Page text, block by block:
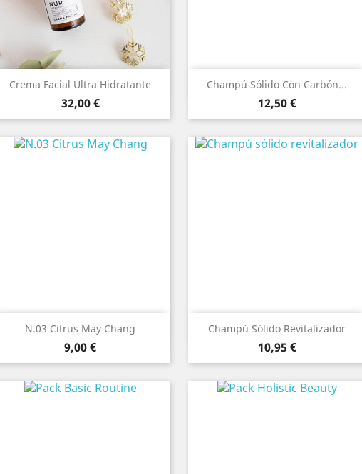
Crema Facial Ultra Hidratante
Precio
32,00 €
Vista rápida Champú Sólido Con Carbón...
Precio
12,50 €
Vista rápida
N.03 Citrus May Chang
Precio
9,00 €
Vista rápida Champú Sólido Revitalizador
Precio
10,95 €
Vista rápida